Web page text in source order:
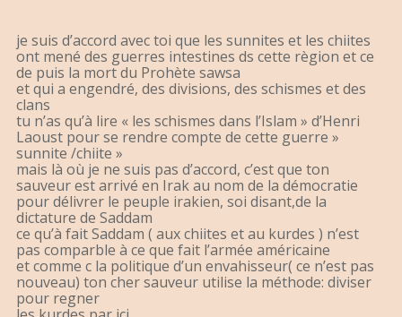
je suis d’accord avec toi que les sunnites et les chiites
ont mené des guerres intestines ds cette règion et ce
de puis la mort du Prohète sawsa
et qui a engendré, des divisions, des schismes et des
clans
tu n’as qu’à lire « les schismes dans l’Islam » d’Henri
Laoust pour se rendre compte de cette guerre »
sunnite /chiite »
mais là où je ne suis pas d’accord, c’est que ton
sauveur est arrivé en Irak au nom de la démocratie
pour délivrer le peuple irakien, soi disant,de la
dictature de Saddam
ce qu’à fait Saddam ( aux chiites et au kurdes ) n’est
pas comparble à ce que fait l’armée américaine
et comme c la politique d’un envahisseur( ce n’est pas
nouveau) ton cher sauveur utilise la méthode: diviser
pour regner